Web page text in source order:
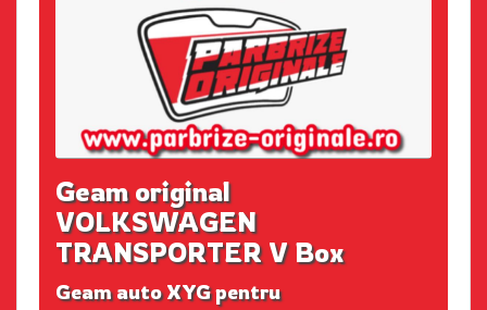
Geam original
VOLKSWAGEN
TRANSPORTER V Box
Geam auto XYG pentru